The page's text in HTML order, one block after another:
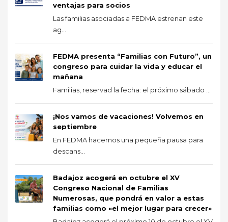
ventajas para socios
Las familias asociadas a FEDMA estrenan este
ag...
FEDMA presenta “Familias con Futuro”, un
congreso para cuidar la vida y educar el
mañana
Familias, reservad la fecha: el próximo sábado ...
¡Nos vamos de vacaciones! Volvemos en
septiembre
En FEDMA hacemos una pequeña pausa para
descans...
Badajoz acogerá en octubre el XV
Congreso Nacional de Familias
Numerosas, que pondrá en valor a estas
familias como «el mejor lugar para crecer»